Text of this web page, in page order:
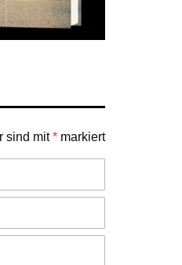
sind mit* markiert